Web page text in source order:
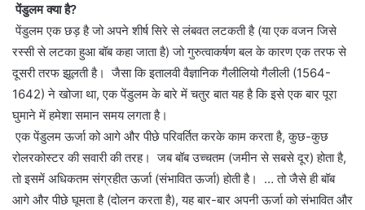
पेंडुलम क्या है?
पेंडुलम एक छड़ है जो अपने शीर्ष सिरे से लंबवत लटकती है (या एक वजन जिसे
रस्सी से लटका हुआ बॉब कहा जाता है) जो गुरुत्वाकर्षण बल के कारण एक तरफ से
दूसरी तरफ झूलती है। जैसा कि इतालवी वैज्ञानिक गैलीलियो गैलीली (1564-
1642) ने खोजा था, एक पेंडुलम के बारे में चतुर बात यह है कि इसे एक बार पूरा
घुमाने में हमेशा समान समय लगता है।
एक पेंडुलम ऊर्जा को आगे और पीछे परिवर्तित करके काम करता है, कुछ-कुछ
रोलरकोस्टर की सवारी की तरह। जब बॉब उच्चतम (जमीन से सबसे दूर) होता है,
तो इसमें अधिकतम संग्रहीत ऊर्जा (संभावित ऊर्जा) होती है। … तो जैसे ही बॉब
आगे और पीछे घूमता है (दोलन करता है), यह बार-बार अपनी ऊर्जा को संभावित और